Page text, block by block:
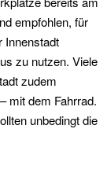
empfohlen, für
Innenstadt
zu nutzen. Viele
zudem
mit dem Fahrrad.
unbedingt die